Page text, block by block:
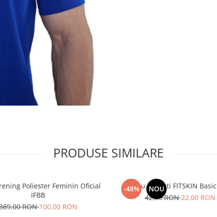
PRODUSE SIMILARE
Poliester Feminin Oficial
IFBB
RON100,00 RON
-48% NOU
Maiou Barbati FITSKIN
42,00 RON22,00 RON